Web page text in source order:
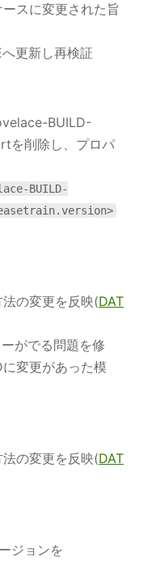
スに変更された旨
更新し再検証
BUILD-
を削除し、プロパ
BUILD-
の変更を反映(DAT
がでる問題を修
変更があった模
の変更を反映(DAT
ジョンを